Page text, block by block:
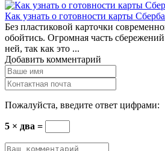
Как узнать о готовности карты
Без пластиковой карточки
обойтись. Огромная часть
ней, так как это ...
Добавить комментарий
Пожалуйста, введите ответ цифрами:
5 × два =